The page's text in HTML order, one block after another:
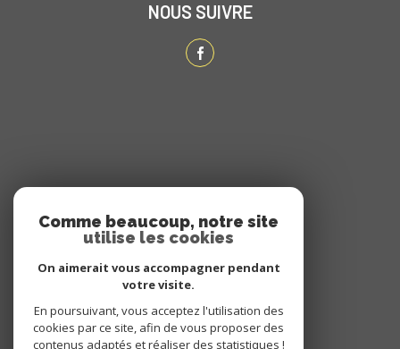
NOUS SUIVRE
NOUS ADHÉRONS
Comme beaucoup, notre site
utilise les cookies
On aimerait vous accompagner pendant
votre visite.
En poursuivant, vous acceptez l'utilisation des
cookies par ce site, afin de vous proposer des
contenus adaptés et réaliser des statistiques !